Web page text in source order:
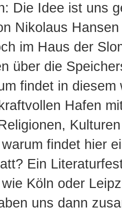
Die Idee ist uns
Nikolaus
im Haus der
über die
findet in diesem
Hafen
findet hier
Ein
Köln oder
uns dann